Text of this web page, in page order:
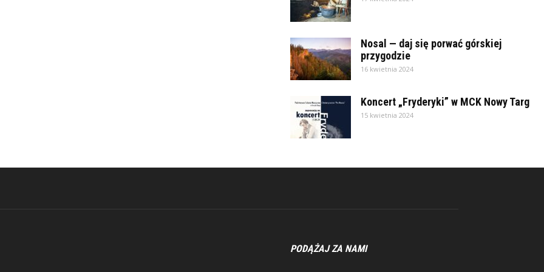
Nosal — daj się porwać górskiej
przygodzie
16 kwietnia 2024
Koncert „Fryderyki” w MCK Nowy Targ
15 kwietnia 2024
PODĄŻAJ ZA NAMI